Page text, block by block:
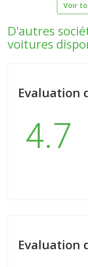
Voir
D'autres
voitures
Evaluation
4.7
Evaluation